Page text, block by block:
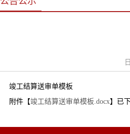
竣工结算送审单模板
附件【竣工结算送审单模板.docx】已